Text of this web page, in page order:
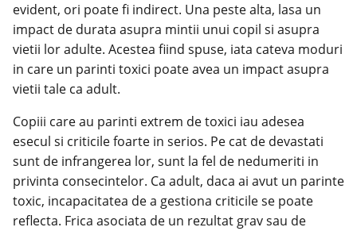
evident, ori poate fi indirect. Una peste alta, lasa un
impact de durata asupra mintii unui copil si asupra
vietii lor adulte. Acestea fiind spuse, iata cateva moduri
in care un parinti toxici poate avea un impact asupra
vietii tale ca adult.
Copiii care au parinti extrem de toxici iau adesea
esecul si criticile foarte in serios. Pe cat de devastati
sunt de infrangerea lor, sunt la fel de nedumeriti in
privinta consecintelor. Ca adult, daca ai avut un parinte
toxic, incapacitatea de a gestiona criticile se poate
reflecta. Frica asociata de un rezultat grav sau de